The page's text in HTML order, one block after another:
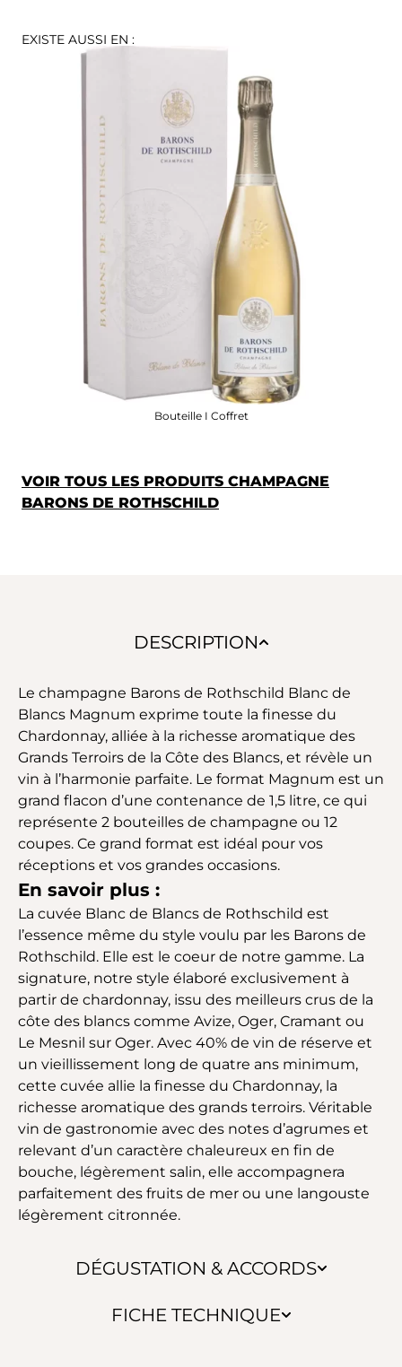
EXISTE AUSSI EN :
Bouteille I Coffret
VOIR TOUS LES PRODUITS CHAMPAGNE
BARONS DE ROTHSCHILD
DESCRIPTION
DÉGUSTATION & ACCORDS
FICHE TECHNIQUE
Le champagne Barons de Rothschild Blanc de
Blancs Magnum exprime toute la finesse du
Chardonnay, alliée à la richesse aromatique des
Grands Terroirs de la Côte des Blancs, et révèle un
vin à l’harmonie parfaite. Le format Magnum est un
grand flacon d’une contenance de 1,5 litre, ce qui
représente 2 bouteilles de champagne ou 12
coupes. Ce grand format est idéal pour vos
réceptions et vos grandes occasions.
En savoir plus :
La cuvée Blanc de Blancs de Rothschild est
l’essence même du style voulu par les Barons de
Rothschild. Elle est le coeur de notre gamme. La
signature, notre style élaboré exclusivement à
partir de chardonnay, issu des meilleurs crus de la
côte des blancs comme Avize, Oger, Cramant ou
Le Mesnil sur Oger. Avec 40% de vin de réserve et
un vieillissement long de quatre ans minimum,
cette cuvée allie la finesse du Chardonnay, la
richesse aromatique des grands terroirs. Véritable
vin de gastronomie avec des notes d’agrumes et
relevant d’un caractère chaleureux en fin de
bouche, légèrement salin, elle accompagnera
parfaitement des fruits de mer ou une langouste
légèrement citronnée.